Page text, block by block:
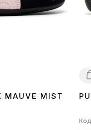
MAUVE MIST